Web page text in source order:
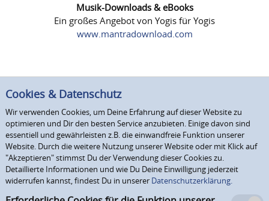
Musik-Downloads & eBooks
Ein großes Angebot von Yogis für Yogis
www.mantradownload.com
Cookies & Datenschutz
Wir verwenden Cookies, um Deine Erfahrung auf dieser Website zu
optimieren und Dir den besten Service anzubieten. Einige davon sind
essentiell und gewährleisten z.B. die einwandfreie Funktion unserer
Website. Durch die weitere Nutzung unserer Website oder mit Klick auf
"Akzeptieren" stimmst Du der Verwendung dieser Cookies zu.
Detaillierte Informationen und wie Du Deine Einwilligung jederzeit
widerrufen kannst, findest Du in unserer Datenschutzerklärung.